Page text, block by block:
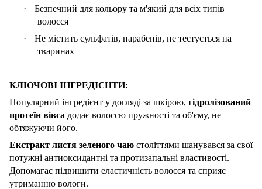
·
Безпечний для кольору та м'який для всіх типів
волосся
·
Не містить сульфатів, парабенів, не тестується на
тваринах
КЛЮЧОВІ ІНГРЕДІЄНТИ:
Популярний інгредієнт у догляді за шкірою, гідролізований
протеїн вівса додає волоссю пружності та об'єму, не
обтяжуючи його.
Екстракт листя зеленого чаю століттями шанувався за свої
потужні антиоксидантні та протизапальні властивості.
Допомагає підвищити еластичність волосся та сприяє
утриманню вологи.